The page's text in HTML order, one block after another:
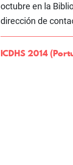
octubre en la
dirección de
ICDHS 2014